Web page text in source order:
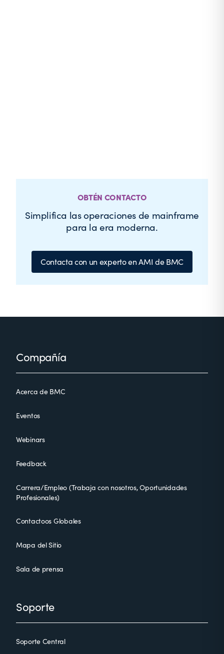
OBTÉN CONTACTO
Simplifica las operaciones de mainframe
para la era moderna.
Contacta con un experto en AMI de BMC
FooterCompañía
Acerca de BMC
Eventos
Webinars
Feedback
Carrera/Empleo (Trabaja con nosotros, Oportunidades
Profesionales)
Contactoos Globales
Mapa del Sitio
Sala de prensa
Soporte
Soporte Central